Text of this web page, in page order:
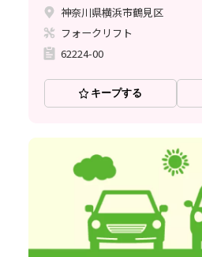
神奈川県横浜市鶴見区
フォークリフト
62224-00
キープする